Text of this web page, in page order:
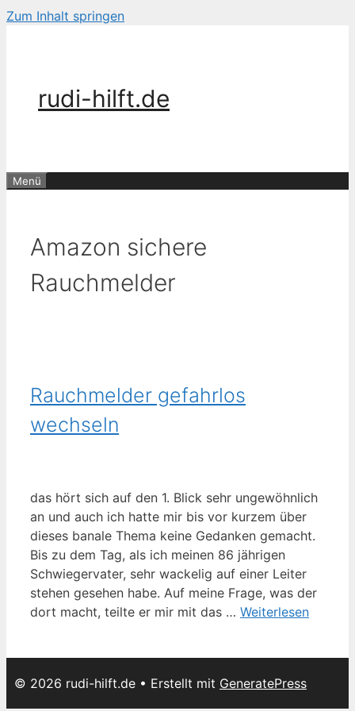
Zum Inhalt springen
rudi-hilft.de
Menü
Amazon sichere
Rauchmelder
Rauchmelder gefahrlos
wechseln
das hört sich auf den 1. Blick sehr ungewöhnlich
an und auch ich hatte mir bis vor kurzem über
dieses banale Thema keine Gedanken gemacht.
Bis zu dem Tag, als ich meinen 86 jährigen
Schwiegervater, sehr wackelig auf einer Leiter
stehen gesehen habe. Auf meine Frage, was der
dort macht, teilte er mir mit das … Weiterlesen
© 2026 rudi-hilft.de • Erstellt mit GeneratePress